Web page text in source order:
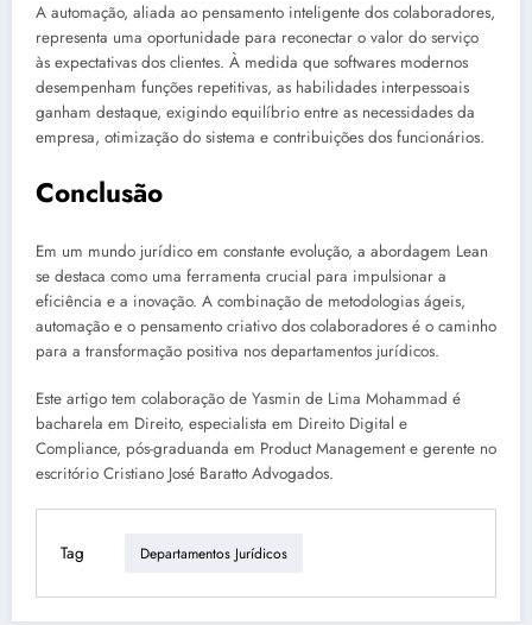
A automação, aliada ao pensamento inteligente dos colaboradores,
representa uma oportunidade para reconectar o valor do serviço
às expectativas dos clientes. À medida que softwares modernos
desempenham funções repetitivas, as habilidades interpessoais
ganham destaque, exigindo equilíbrio entre as necessidades da
empresa, otimização do sistema e contribuições dos funcionários.
Conclusão
Em um mundo jurídico em constante evolução, a abordagem Lean
se destaca como uma ferramenta crucial para impulsionar a
eficiência e a inovação. A combinação de metodologias ágeis,
automação e o pensamento criativo dos colaboradores é o caminho
para a transformação positiva nos departamentos jurídicos.
Este artigo tem colaboração de Yasmin de Lima Mohammad é
bacharela em Direito, especialista em Direito Digital e
Compliance, pós-graduanda em Product Management e gerente no
escritório Cristiano José Baratto Advogados.
Tag Departamentos Jurídicos